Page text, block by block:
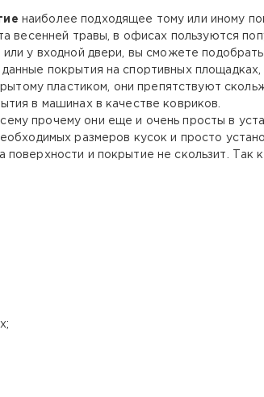
наиболее подходящее тому или иному
весенней травы, в офисах пользуются
у входной двери, вы сможете
покрытия на спортивных площадках,
пластиком, они препятствуют
в машинах в качестве ковриков.
прочему они еще и очень просты в
размеров кусок и просто
и покрытие не скользит. Так